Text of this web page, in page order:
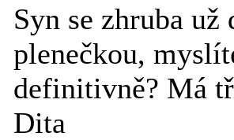
Syn se zhruba už
plenečkou,
definitivně? Má
Dita